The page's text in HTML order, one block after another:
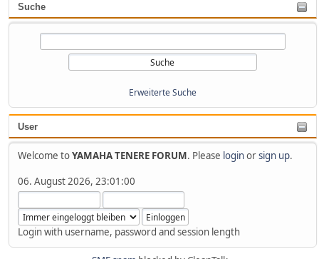
Suche
Erweiterte Suche
User
Welcome toYAMAHA TENERE FORUM. Please loginorsign up.
06. August 2026, 23:01:00
Login with username, password and session length